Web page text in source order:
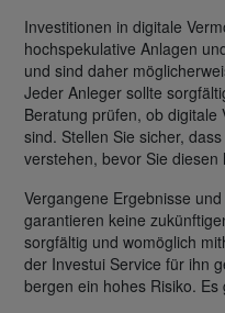
Investitionen in digitale
hochspekulative Anlagen
und sind daher
Jeder Anleger sollte
Beratung prüfen, ob
sind. Stellen Sie sicher,
verstehen, bevor Sie diesen
Vergangene Ergebnisse
garantieren keine
sorgfältig und womöglich
der Investui Service für ihn
bergen ein hohes Risiko.